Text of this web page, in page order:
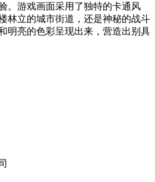
。游戏画面采用了独特的卡通风
林立的城市街道，还是神秘的战斗
明亮的色彩呈现出来，营造出别具